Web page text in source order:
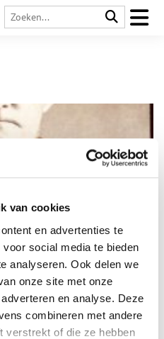
van cookies
en advertenties te
social media te bieden
analyseren. Ook delen we
onze site met onze
en analyse. Deze
combineren met andere
verstrekt of die ze hebben
Markus aan de Grote
bezorgd. Het beoogde
de aanslag. Voor zijn
zij overleed in de nacht
werd ernstig ziek. Deze
ingrijpend zijn voor de
ook voor de Nederlandse